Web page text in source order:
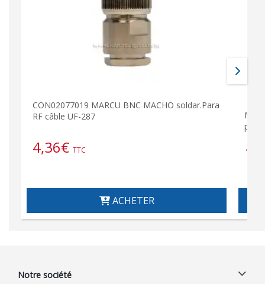
CON02077019 MARCU BNC MACHO soldar.Para
RF câble UF-287
4,36€ TTC
ACHETER
pour
Notre société